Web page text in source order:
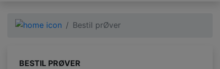
Bestil prØver
BESTIL PRØVER